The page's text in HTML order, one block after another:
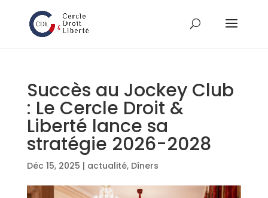
Succès au Jockey Club
: Le Cercle Droit &
Liberté lance sa
stratégie 2026-2028
Déc 15, 2025 | actualité, Dîners